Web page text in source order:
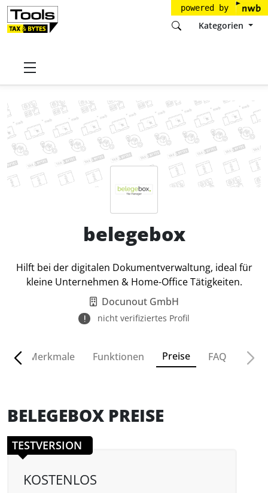
powered by
Kategorien
Startseite
belegebox
Hilft bei der digitalen Dokumentverwaltung, ideal für
kleine Unternehmen & Home-Office Tätigkeiten.
Docunout GmbH
nicht verifiziertes Profil
Merkmale Funktionen Preise FAQ
BELEGEBOX PREISE
TESTVERSION
KOSTENLOS